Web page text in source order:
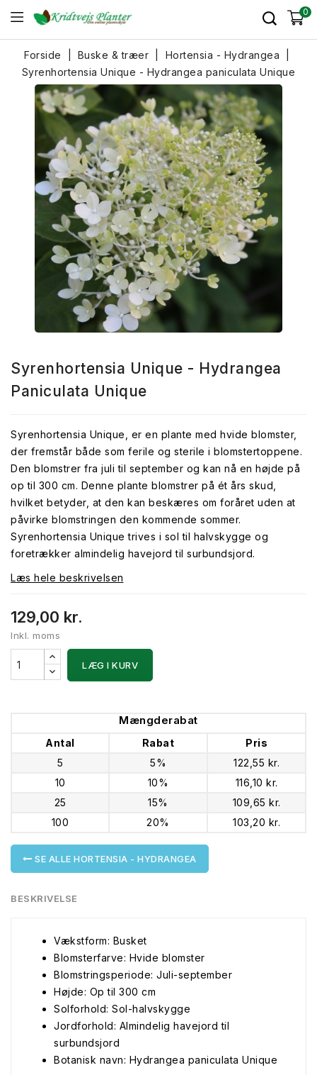
0
Forside Buske & træer
Hortensia - Hydrangea
Syrenhortensia Unique - Hydrangea paniculata Unique
Syrenhortensia Unique - Hydrangea
Paniculata Unique
Syrenhortensia Unique, er en plante med hvide blomster,
der fremstår både som ferile og sterile i blomstertoppene.
Den blomstrer fra juli til september og kan nå en højde på
op til 300 cm. Denne plante blomstrer på ét års skud,
hvilket betyder, at den kan beskæres om foråret uden at
påvirke blomstringen den kommende sommer.
Syrenhortensia Unique trives i sol til halvskygge og
foretrækker almindelig havejord til surbundsjord.
Læs hele beskrivelsen
129,00 kr.
Inkl. moms
LÆG I KURV
Mængderabat
Antal Rabat
Pris
5
5%
122,55 kr.
10
10%
116,10 kr.
25
15%
109,65 kr.
100
20% 103,20 kr.
SE ALLE HORTENSIA - HYDRANGEA
BESKRIVELSE
Vækstform: Busket
Blomsterfarve: Hvide blomster
Blomstringsperiode: Juli-september
Højde: Op til 300 cm
Solforhold: Sol-halvskygge
Jordforhold: Almindelig havejord til
surbundsjord
Botanisk navn: Hydrangea paniculata Unique